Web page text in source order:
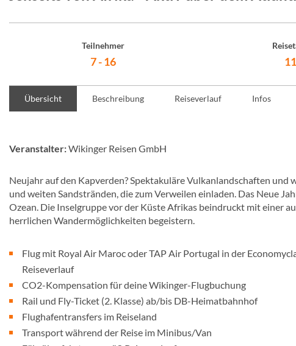
Teilnehmer
7 - 16 11
Übersicht Beschreibung Reiseverlauf Infos
Veranstalter:Wikinger Reisen GmbH
Neujahr auf den Kapverden? Spektakuläre Vulkanlandschaften
und weiten Sandstränden, die zum Verweilen einladen. Das Neue
Ozean. Die Inselgruppe vor der Küste Afrikas beindruckt mit einer
herrlichen Wandermöglichkeiten begeistern.
Flug mit Royal Air Maroc oder TAP Air Portugal in der
Reiseverlauf
CO2-Kompensation für deine Wikinger-Flugbuchung
Rail und Fly-Ticket (2. Klasse) ab/bis DB-Heimatbahnhof
Flughafentransfers im Reiseland
Transport während der Reise im Minibus/Van